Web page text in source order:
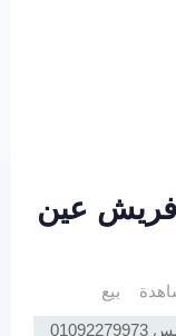
فريش عين
بيع